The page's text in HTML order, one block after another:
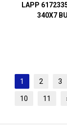
LAPP
340X7
1 2 3
10
11